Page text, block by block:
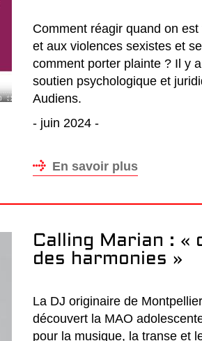
Comment réagir quand on
et aux violences sexistes et
comment porter plainte ? Il y
soutien psychologique et
Audiens.
- juin 2024 -
En savoir plus
Calling Marian : «
des harmonies »
La DJ originaire de
découvert la MAO
pour la musique, la transe et